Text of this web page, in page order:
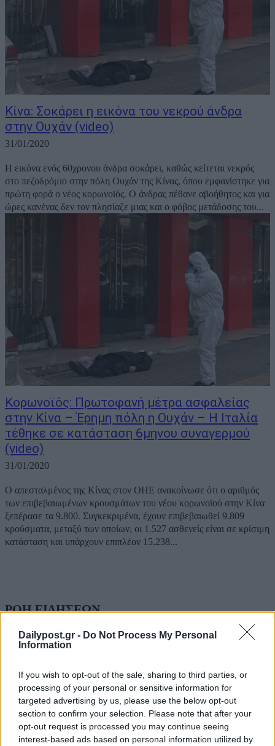
Dailypost.gr - Do Not Process My Personal
Information
If you wish to opt-out of the sale, sharing to third parties, or
processing of your personal or sensitive information for
targeted advertising by us, please use the below opt-out
section to confirm your selection. Please note that after your
opt-out request is processed you may continue seeing
interest-based ads based on personal information utilized by
Κίνα: Σοκάρει η εικόνα του νεκρού άνδρα
στην Ουχάν (video)
31/01/2020
Η εικόνα ενός 60χρονου άνδρα σοκάρει, καθώς κείτεται νεκρός
στο πεζοδρόμιο στην πόλη Ουχάν της Κίνας, όπου εμφανίστηκε για
πρώτη φορά ο νέος κορωνοϊός. Ο άνδρας πέθανε αβοήθητος και για
ώρες κανένας δεν τον πλησίαζε μιας και ο φόβος μετάδοσης του...
Kορωνοϊός: Πρωτοφανή μέτρα ασφαλείας
στην Κίνα – Έρημη πόλη η Ουχάν – Η Ιταλία
τέθηκε σε κατάσταση 6μηνου συναγερμού
(video)
31/01/2020
Ο απεσταλμένος της Κίνας στον ΟΗΕ ανακοίνωσε ότι ο αριθμός
των επιβεβαιωμένων κρουσμάτων του νέου κορωνοϊού στην Κίνα
ξεπέρασε τα 9.800. Συγκεκριμένα, έχουν επιβεβαιωθεί 9.809
κρούσματα, μεταξύ των οποίων, οι 1.527 ασθενείς είναι σε κρίσιμη
κατάσταση και υπάρχουν επιπλέον 15.238...
ΡΟΗ ΕΙΔΗΣΕΩΝ
ΗΠΑ: Επιτροπή της Γερουσίας προτείνει άσκηση
διώξεων σε βάρος του πρώην συμβούλου για την
06/08/2026
ΕΛΑΣ: «Βιομηχανία κοροϊδίας από τον
7 χρόνια μετά, ξαναπαρουσιάζει τις ίδιες
υποσχέσεις»
06/08/2026